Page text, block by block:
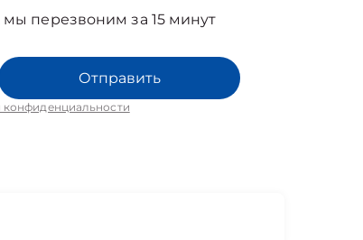
перезвоним за 15 минут
Отправить